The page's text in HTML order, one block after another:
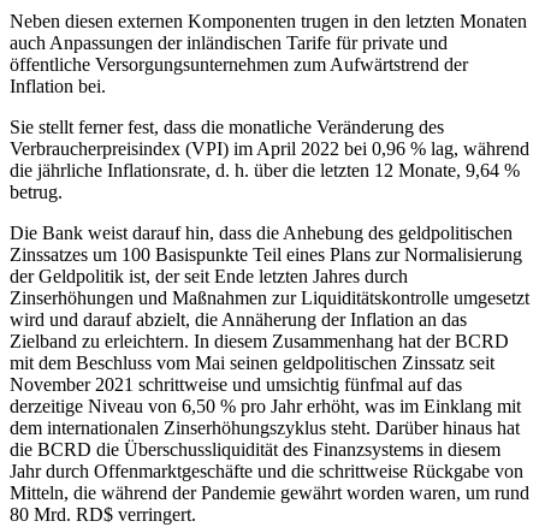
Neben diesen externen Komponenten trugen in den letzten Monaten
auch Anpassungen der inländischen Tarife für private und
öffentliche Versorgungsunternehmen zum Aufwärtstrend der
Inflation bei.
Sie stellt ferner fest, dass die monatliche Veränderung des
Verbraucherpreisindex (VPI) im April 2022 bei 0,96 % lag, während
die jährliche Inflationsrate, d. h. über die letzten 12 Monate, 9,64 %
betrug.
Die Bank weist darauf hin, dass die Anhebung des geldpolitischen
Zinssatzes um 100 Basispunkte Teil eines Plans zur Normalisierung
der Geldpolitik ist, der seit Ende letzten Jahres durch
Zinserhöhungen und Maßnahmen zur Liquiditätskontrolle umgesetzt
wird und darauf abzielt, die Annäherung der Inflation an das
Zielband zu erleichtern. In diesem Zusammenhang hat der BCRD
mit dem Beschluss vom Mai seinen geldpolitischen Zinssatz seit
November 2021 schrittweise und umsichtig fünfmal auf das
derzeitige Niveau von 6,50 % pro Jahr erhöht, was im Einklang mit
dem internationalen Zinserhöhungszyklus steht. Darüber hinaus hat
die BCRD die Überschussliquidität des Finanzsystems in diesem
Jahr durch Offenmarktgeschäfte und die schrittweise Rückgabe von
Mitteln, die während der Pandemie gewährt worden waren, um rund
80 Mrd. RD$ verringert.